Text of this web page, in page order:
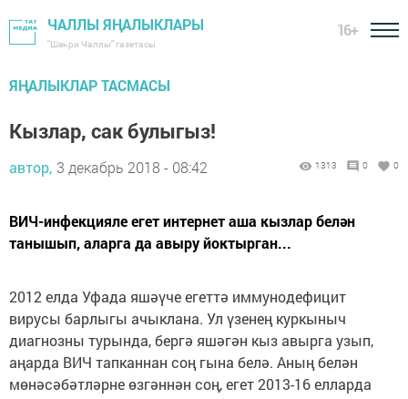
ЧАЛЛЫ ЯҢАЛЫКЛАРЫ
"Шәһри Чаллы" газетасы
16+
ЯҢАЛЫКЛАР ТАСМАСЫ
Кызлар, сак булыгыз!
автор, 3 декабрь 2018 - 08:42 1313 0 0
ВИЧ-инфекцияле егет интернет аша кызлар белән
танышып, аларга да авыру йоктырган...
2012 елда Уфада яшәүче егеттә иммунодефицит
вирусы барлыгы ачыклана. Ул үзенең куркыныч
диагнозны турында, бергә яшәгән кыз авырга узып,
аңарда ВИЧ тапканнан соң гына белә. Аның белән
мөнәсәбәтләрне өзгәннән соң, егет 2013-16 елларда